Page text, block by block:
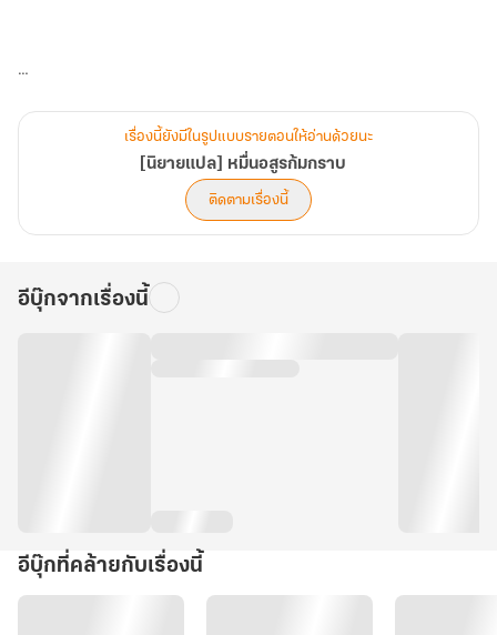
รู้จักในฐานะเทพแห่งการนอน
และต่างดูถูกพลังอันต้อยต่ำของเขากลายมาเป็นบุคคลที่ทุกคนต้องตก
ตะลึง"
เรื่องนี้ยังมีในรูปแบบรายตอนให้อ่านด้วยนะ
[นิยายแปล] หมื่นอสูรก้มกราบ
ติดตามเรื่องนี้
อีบุ๊กจากเรื่องนี้
อีบุ๊กที่คล้ายกับเรื่องนี้